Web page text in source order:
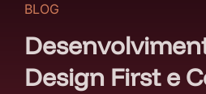
BLOG
Design First e